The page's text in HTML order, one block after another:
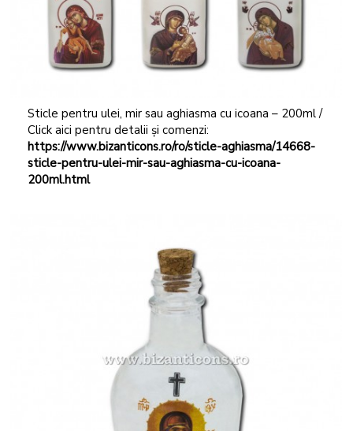
Sticle pentru ulei, mir sau aghiasma cu icoana – 200ml /
Click aici pentru detalii și comenzi:
https://www.bizanticons.ro/ro/sticle-aghiasma/14668-
sticle-pentru-ulei-mir-sau-aghiasma-cu-icoana-
200ml.html